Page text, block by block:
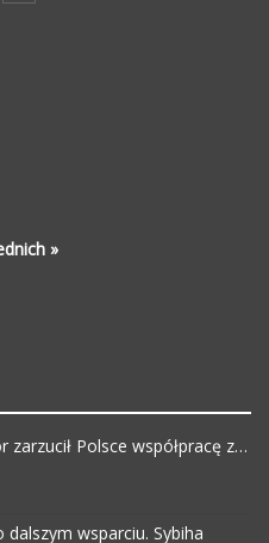
»
zarzucił Polsce współpracę z…
dalszym wsparciu. Sybiha